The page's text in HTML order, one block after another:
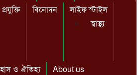
বিনোদন
লাইফ স্টাইল
স্বাস্থ্য
ও ঐতিহ্য
About us